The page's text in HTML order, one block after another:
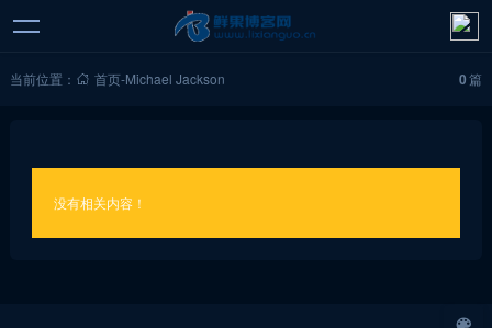
当前位置： 首页-Michael Jackson 0篇
没有相关内容！